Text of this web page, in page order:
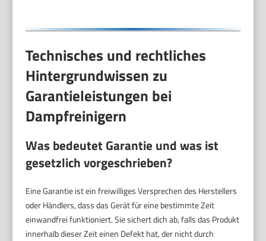
Technisches und rechtliches
Hintergrundwissen zu
Garantieleistungen bei
Dampfreinigern
Was bedeutet Garantie und was ist
gesetzlich vorgeschrieben?
Eine Garantie ist ein freiwilliges Versprechen des Herstellers
oder Händlers, dass das Gerät für eine bestimmte Zeit
einwandfrei funktioniert. Sie sichert dich ab, falls das Produkt
innerhalb dieser Zeit einen Defekt hat, der nicht durch